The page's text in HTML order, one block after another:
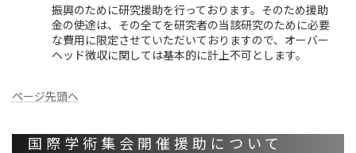
振興のために研究援助を行っております。そのため援助
金の使途は、その全てを研究者の当該研究のために必要
な費用に限定させていただいておりますので、オーバー
ヘッド徴収に関しては基本的に計上不可とします。
ページ先頭へ
国際学術集会開催援助について